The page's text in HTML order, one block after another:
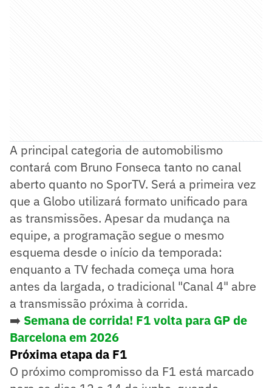
A principal categoria de automobilismo
contará com Bruno Fonseca tanto no canal
aberto quanto no SporTV. Será a primeira vez
que a Globo utilizará formato unificado para
as transmissões. Apesar da mudança na
equipe, a programação segue o mesmo
esquema desde o início da temporada:
enquanto a TV fechada começa uma hora
antes da largada, o tradicional "Canal 4" abre
a transmissão próxima à corrida.
➡️ Semana de corrida! F1 volta para GP de
Barcelona em 2026
Próxima etapa da F1
O próximo compromisso da F1 está marcado